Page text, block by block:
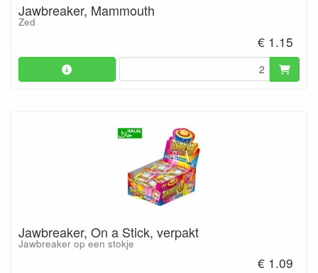
Jawbreaker, Mammouth
Zed
€ 1.15
Jawbreaker, On a Stick, verpakt
Jawbreaker op een stokje
€ 1.09